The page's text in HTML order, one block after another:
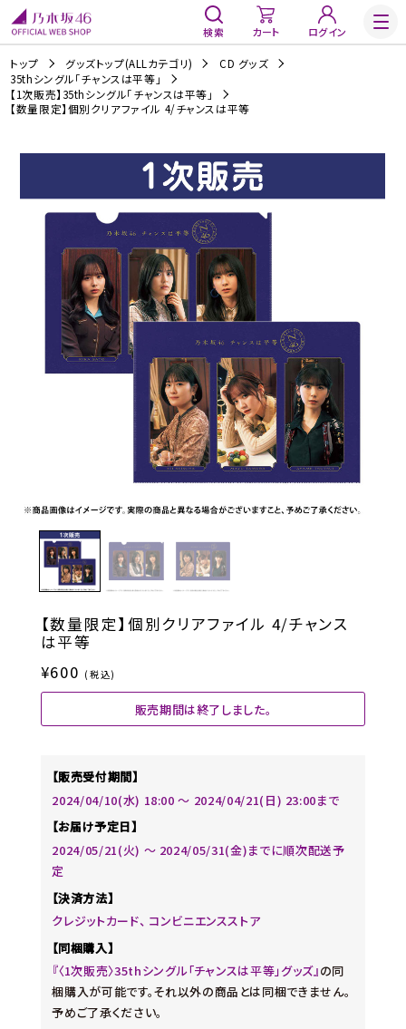
検索 カート ログイン
トップ グッズトップ(ALLカテゴリ)
CD グッズ
35thシングル「チャンスは平等」
【1次販売】35thシングル「チャンスは平等」
【数量限定】個別クリアファイル 4/チャンスは平等
【数量限定】個別クリアファイル 4/チャンス
は平等
¥600 (税込)
販売期間は終了しました。
【販売受付期間】
2024/04/10(水) 18:00 〜 2024/04/21(日) 23:00まで
【お届け予定日】
2024/05/21(火) 〜 2024/05/31(金)までに順次配送予
定
【決済方法】
クレジットカード、 コンビニエンスストア
【同梱購入】
『〈1次販売〉35thシングル「チャンスは平等」グッズ』の同
梱購入が可能です。それ以外の商品とは同梱できません。
予めご了承ください。